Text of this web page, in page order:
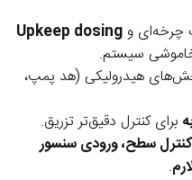
وUpkeep dosing
سیستم.
هیدرولیکی (هد پمپ،
برای کنترل دقیق‌تر تزریق.
کنترل سطح، ورودی سنسور
.